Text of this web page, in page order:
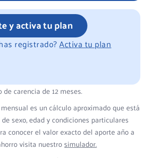
y activa tu plan
registrado?Activa tu plan
de carencia de 12 meses.
es un cálculo aproximado que está
sexo, edad y condiciones particulares
conocer el valor exacto del aporte año a
visita nuestrosimulador.